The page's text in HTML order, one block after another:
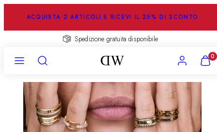
ACQUISTA 2 ARTICOLI E RICEVI IL 25% DI SCONTO
Spedizione gratuita disponibile
Ricerca Account
0
0